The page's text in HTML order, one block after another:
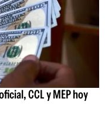
CCL y MEP hoy